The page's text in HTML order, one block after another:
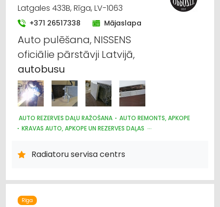
Latgales 433B, Rīga, LV-1063
+371 26517338 Mājaslapa
Auto pulēšana, NISSENS
oficiālie pārstāvji Latvijā,
autobusu
AUTO REZERVES DAĻU RAŽOŠANA
AUTO REMONTS, APKOPE
KRAVAS AUTO, APKOPE UN REZERVES DAĻAS
AUTO REZERVES DAĻU TIRDZNIECĪBA
AUTO REZERVES DAĻU VAIRUMTIRDZNIECĪBA
LAUKSAIMNIECĪBAS TEHNIKAS UN TRAKTORTEHNIKAS REZERVES
Radiatoru servisa centrs
Rīga